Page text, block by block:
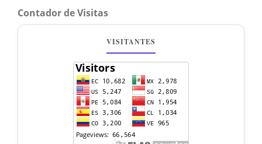
Contador de Visitas
VISITANTES